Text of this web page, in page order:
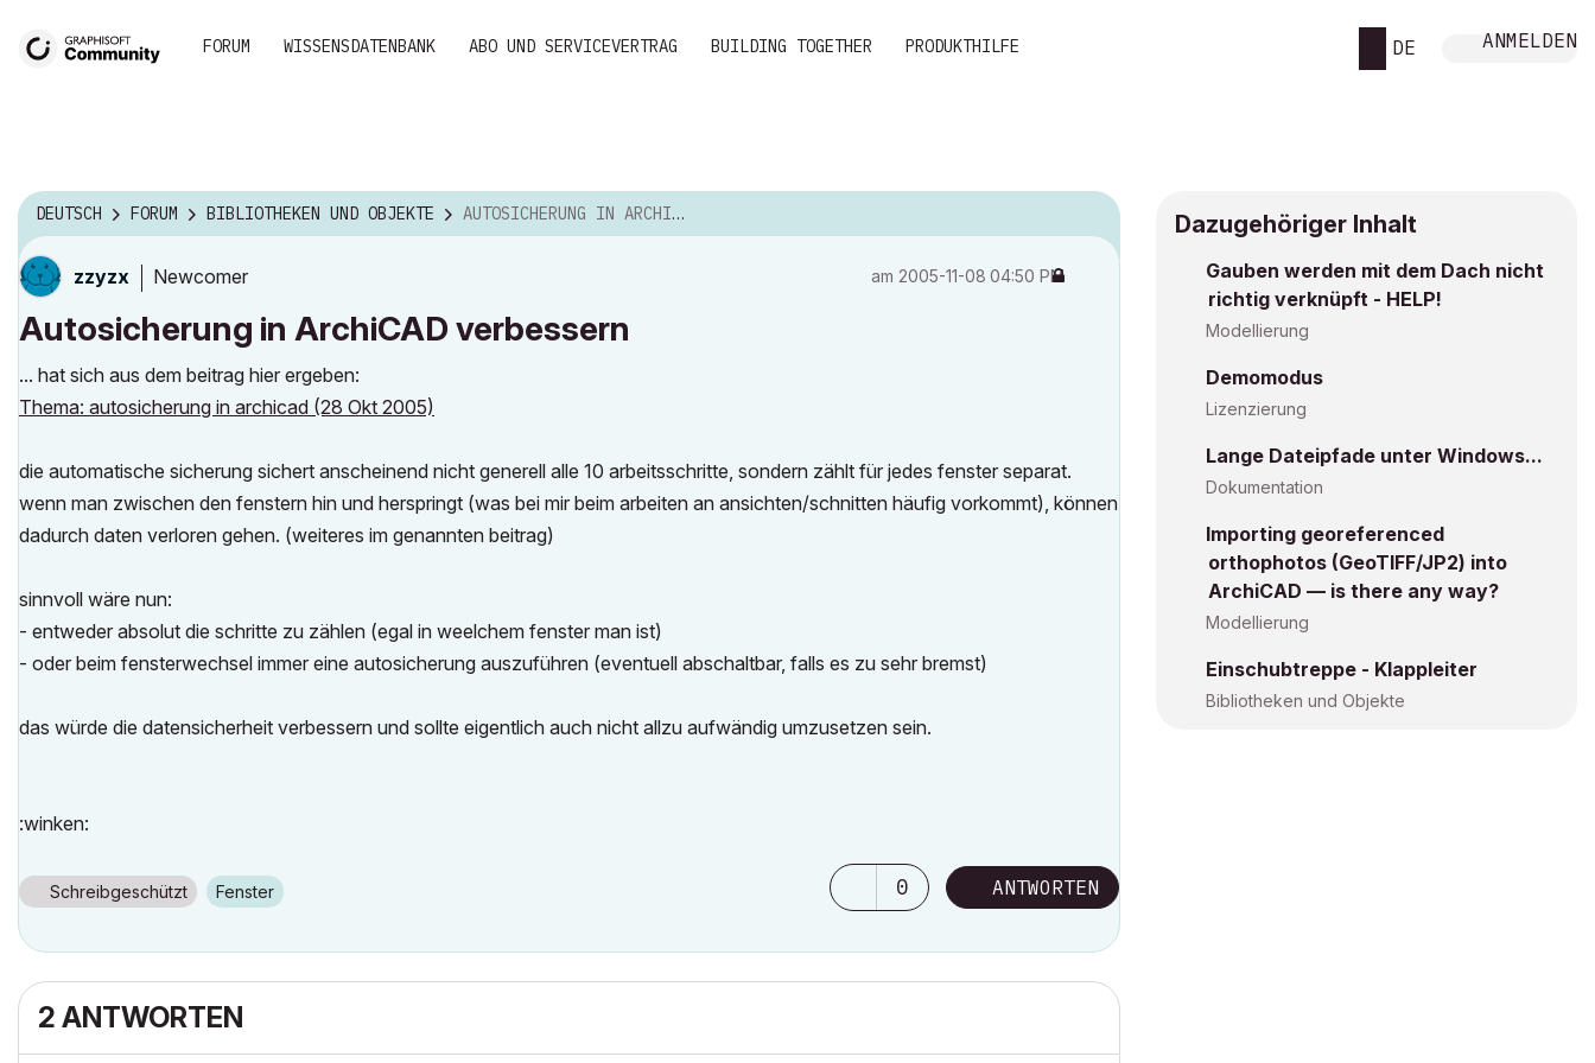
FORUM WISSENSDATENBANK ABO UND SERVICEVERTRAG BUILDING TOGETHER PRODUKTHILFE DE ANMELDEN
DEUTSCH FORUM BIBLIOTHEKEN UND OBJEKTE AUTOSICHERUNG IN ARCHICAD VERBESSERN
zzyzx Newcomer am ‎2005-11-08 04:50 PM
Autosicherung in ArchiCAD verbessern
... hat sich aus dem beitrag hier ergeben:
Thema: autosicherung in archicad (28 Okt 2005)
die automatische sicherung sichert anscheinend nicht generell alle 10 arbeitsschritte, sondern zählt für jedes fenster separat.
wenn man zwischen den fenstern hin und herspringt (was bei mir beim arbeiten an ansichten/schnitten häufig vorkommt), können
dadurch daten verloren gehen. (weiteres im genannten beitrag)
sinnvoll wäre nun:
- entweder absolut die schritte zu zählen (egal in weelchem fenster man ist)
- oder beim fensterwechsel immer eine autosicherung auszuführen (eventuell abschaltbar, falls es zu sehr bremst)
das würde die datensicherheit verbessern und sollte eigentlich auch nicht allzu aufwändig umzusetzen sein.
:winken:
Schreibgeschützt Fenster 0 ANTWORTEN
2 ANTWORTEN
Dazugehöriger Inhalt
Gauben werden mit dem Dach nicht
richtig verknüpft - HELP!
Modellierung
Demomodus
Lizenzierung
Lange Dateipfade unter Windows...
Dokumentation
Importing georeferenced
orthophotos (GeoTIFF/JP2) into
ArchiCAD — is there any way?
Modellierung
Einschubtreppe - Klappleiter
Bibliotheken und Objekte